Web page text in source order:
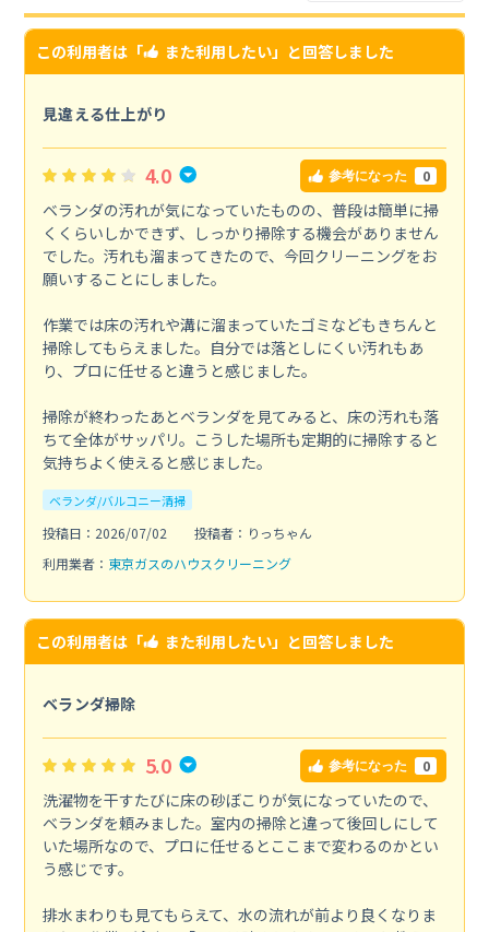
この利用者は「 また利用したい」と回答しました
見違える仕上がり
4.0 参考になった 0
ベランダの汚れが気になっていたものの、普段は簡単に掃
くくらいしかできず、しっかり掃除する機会がありません
でした。汚れも溜まってきたので、今回クリーニングをお
願いすることにしました。
作業では床の汚れや溝に溜まっていたゴミなどもきちんと
掃除してもらえました。自分では落としにくい汚れもあ
り、プロに任せると違うと感じました。
掃除が終わったあとベランダを見てみると、床の汚れも落
ちて全体がサッパリ。こうした場所も定期的に掃除すると
気持ちよく使えると感じました。
ベランダ/バルコニー清掃
投稿日：2026/07/02
投稿者：りっちゃん
利用業者： 東京ガスのハウスクリーニング
この利用者は「 また利用したい」と回答しました
ベランダ掃除
5.0 参考になった 0
洗濯物を干すたびに床の砂ぼこりが気になっていたので、
ベランダを頼みました。室内の掃除と違って後回しにして
いた場所なので、プロに任せるとここまで変わるのかとい
う感じです。
排水まわりも見てもらえて、水の流れが前より良くなりま